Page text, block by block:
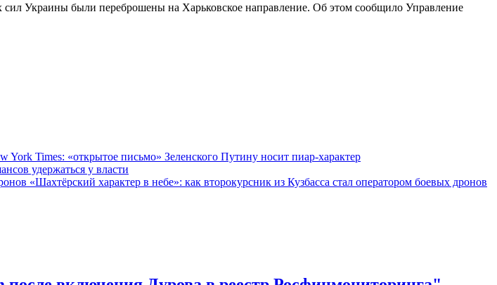
Украины были переброшены на Харьковское направление. Об этом сообщило Управление
York Times: «открытое письмо» Зеленского Путину носит пиар-характер
удержаться у власти
«Шахтёрский характер в небе»: как второкурсник из Кузбасса стал оператором боевых дронов